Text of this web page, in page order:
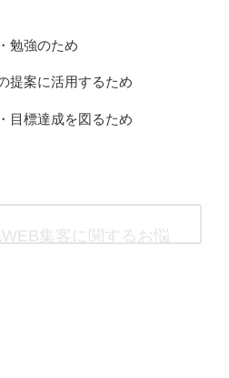
勉強のため
提案に活用するため
目標達成を図るため